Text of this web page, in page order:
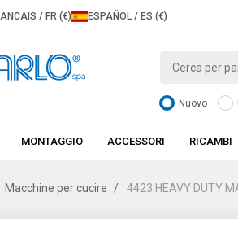
/ FR (€) ESPAÑOL / ES (€)
Nuovo
MONTAGGIO ACCESSORI RICAMBI
Macchine per cucire 4423 HEAVY DUTY